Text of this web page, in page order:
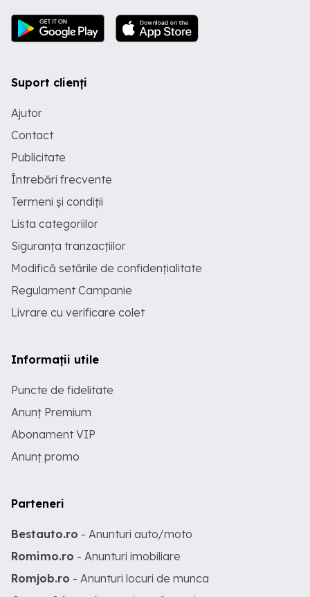
Suport clienți
Ajutor
Contact
Publicitate
Întrebări frecvente
Termeni și condiții
Lista categoriilor
Siguranța tranzacțiilor
Modifică setările de confidențialitate
Regulament Campanie
Livrare cu verificare colet
Informații utile
Puncte de fidelitate
Anunț Premium
Abonament VIP
Anunț promo
Parteneri
Bestauto.ro - Anunturi auto/moto
Romimo.ro - Anunturi imobiliare
Romjob.ro - Anunturi locuri de munca